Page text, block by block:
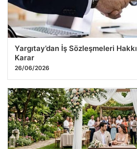
Yargıtay’dan İş Sözleşmeleri
Karar
26/06/2026